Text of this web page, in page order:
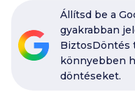
Állítsd be a
gyakrabban
BiztosDöntés
könnyebben
döntéseket.